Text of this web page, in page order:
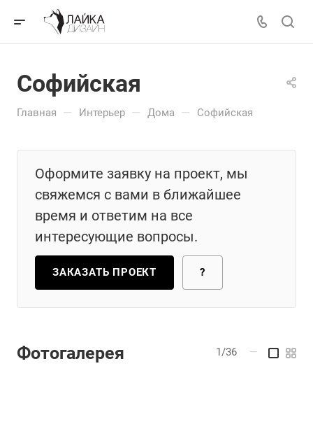
Софийская
Главная — Интерьер — Дома — Софийская
Оформите заявку на проект, мы
свяжемся с вами в ближайшее
время и ответим на все
интересующие вопросы.
ЗАКАЗАТЬ ПРОЕКТ ?
Фотогалерея 1/36 —